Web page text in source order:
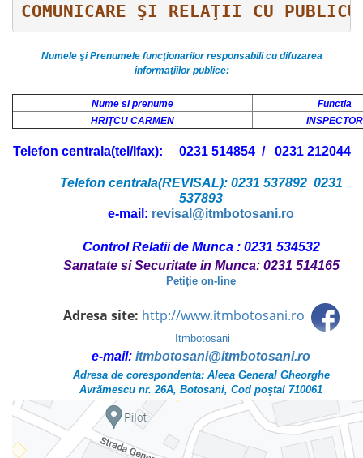
COMUNICARE ŞI RELAŢII CU
Numele şi Prenumele funcţionarilor responsabili cu difuzarea
informaţiilor publice:
Nume si prenume
Functia
HRIŢCU CARMEN
INSPECTOR
Telefon centrala(tel/Ifax): 0231 514854 / 0231 212044
Telefon centrala(REVISAL): 0231 5378920231
537893
e-mail: revisal@itmbotosani.ro
Control Relatii de Munca : 0231 534532
Sanatate si Securitate in Munca: 0231 514165
Petiție on-line
Adresa site: http://www.itmbotosani.ro
Itmbotosani
e-mail: itmbotosani@itmbotosani.ro
Adresa de corespondenta: Aleea General Gheorghe
Avrămescu nr. 26A, Botosani, Cod poștal 710061